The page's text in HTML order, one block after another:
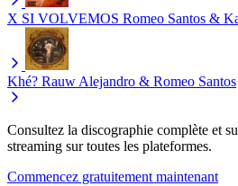
X SI VOLVEMOS Romeo Santos &
Khé? Rauw Alejandro & Romeo Santos
Consultez la discographie complète et
streaming sur toutes les plateformes.
Commencez gratuitement maintenant